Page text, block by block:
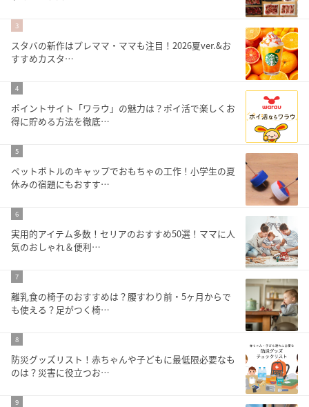
3
スタバの新作はプレママ・ママも注目！2026夏ver.&お
すすめカスタ…
4
ポイントサイト「ワラウ」の魅力は？ポイ活で楽しくお
得に貯める方法を徹底…
5
ペットボトルのキャップでおもちゃの工作！小学生の夏
休みの宿題にもおすす…
6
実用的アイテム多数！セリアのおすすめ50選！ママに人
気のおしゃれ＆便利…
7
離乳食の椅子のおすすめは？腰すわり前・5ヶ月からで
も使える？足がつく椅…
8
防災グッズリスト！赤ちゃんや子どもに最低限必要なも
のは？災害に役立つお…
9